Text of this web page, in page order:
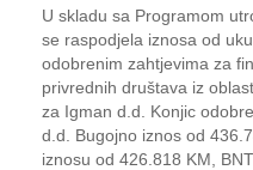
U skladu sa Programom
se raspodjela iznosa od
odobrenim zahtjevima za
privrednih društava iz
za Igman d.d. Konjic
d.d. Bugojno iznos od
iznosu od 426.818 KM,